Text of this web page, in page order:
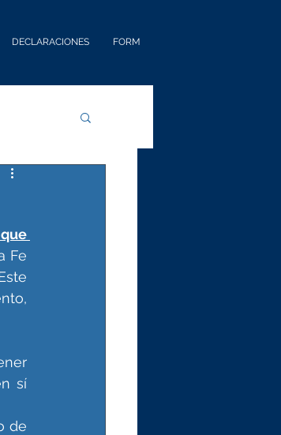
DECLARACIONES FORM
Fe
sí
de